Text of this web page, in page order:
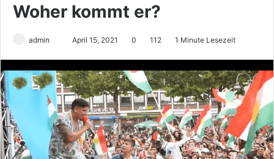
Woher kommt er?
admin
n
d
e
u
n
s
e
April 15, 2021 0 112 1 Minute Lesezeit